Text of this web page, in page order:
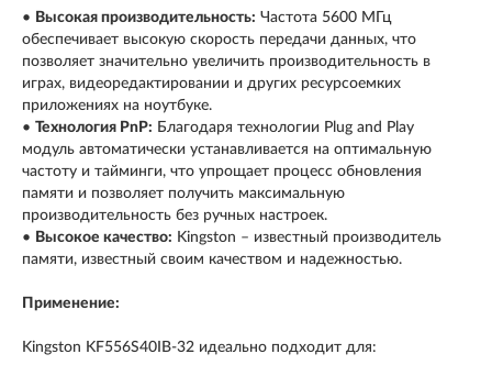
• Высокая производительность: Частота 5600 МГц
обеспечивает высокую скорость передачи данных, что
позволяет значительно увеличить производительность в
играх, видеоредактировании и других ресурсоемких
приложениях на ноутбуке.
• Технология PnP: Благодаря технологии Plug and Play
модуль автоматически устанавливается на оптимальную
частоту и тайминги, что упрощает процесс обновления
памяти и позволяет получить максимальную
производительность без ручных настроек.
• Высокое качество: Kingston – известный производитель
памяти, известный своим качеством и надежностью.
Применение:
Kingston KF556S40IB-32 идеально подходит для: